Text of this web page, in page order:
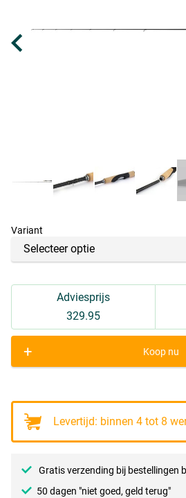
Variant
Adviesprijs
329.95
+ Koop nu
Levertijd: binnen 4 tot 8
Gratis verzending bij bestellingen
50 dagen "niet goed, geld terug"